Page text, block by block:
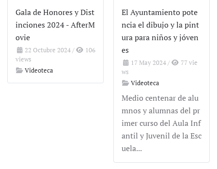
Gala de Honores y Dist
inciones 2024 - AfterM
ovie
22 Octubre 2024 /
106
views
Videoteca
El Ayuntamiento pote
ncia el dibujo y la pint
ura para niños y jóven
es
17 May 2024 /
77 vie
ws
Videoteca
Medio centenar de alu
mnos y alumnas del pr
imer curso del Aula Inf
antil y Juvenil de la Esc
uela...